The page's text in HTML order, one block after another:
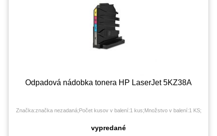
Odpadová nádobka tonera HP LaserJet 5KZ38A
Značka:značka nezadaná;Počet kusov v balení:1 kus;Množstvo v balení:1 KS;
vypredané